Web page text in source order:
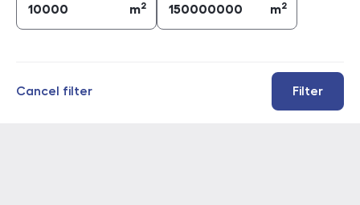
m2 m2
Filter
Cancel filter